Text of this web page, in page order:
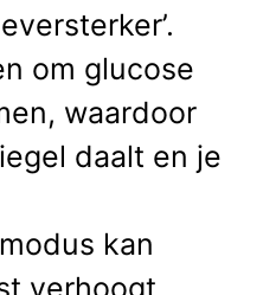
om glucose
waardoor
daalt en je
kan
verhoogt